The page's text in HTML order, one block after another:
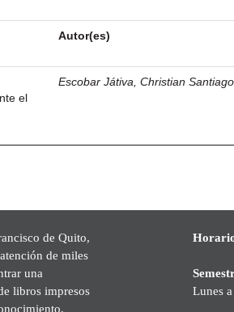
Autor(es)
el
Escobar Játiva, Christian Santiago
de Quito,
de miles
una
libros impresos
Lunes